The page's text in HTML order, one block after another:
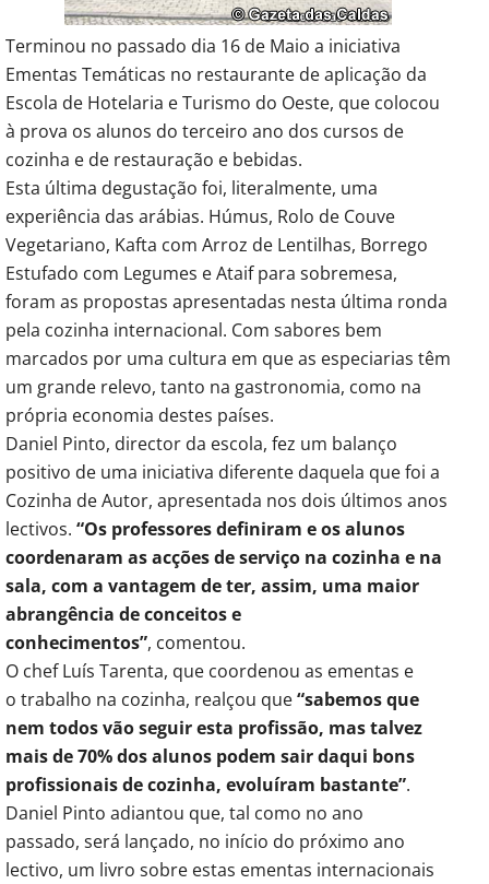
Terminou no passado dia 16 de Maio a iniciativa
Ementas Temáticas no restaurante de aplicação da
Escola de Hotelaria e Turismo do Oeste, que colocou
à prova os alunos do terceiro ano dos cursos de
cozinha e de restauração e bebidas.
Esta última degustação foi, literalmente, uma
experiência das arábias. Húmus, Rolo de Couve
Vegetariano, Kafta com Arroz de Lentilhas, Borrego
Estufado com Legumes e Ataif para sobremesa,
foram as propostas apresentadas nesta última ronda
pela cozinha internacional. Com sabores bem
marcados por uma cultura em que as especiarias têm
um grande relevo, tanto na gastronomia, como na
própria economia destes países.
Daniel Pinto, director da escola, fez um balanço
positivo de uma iniciativa diferente daquela que foi a
Cozinha de Autor, apresentada nos dois últimos anos
lectivos. “Os professores definiram e osalunos
coordenaram as acçõesde serviço na cozinha e na
sala, com a vantagem deter, assim, uma maior
abrangência de conceitos e
conhecimentos”, comentou.
O chef Luís Tarenta, que coordenou as ementas e
o trabalho na cozinha, realçou que“sabemos que
nem todos vão seguir esta profissão, mas talvez
mais de 70%dos alunos podem sair daqui bons
profissionais de cozinha, evoluíram bastante”.
Daniel Pinto adiantou que, tal como no ano
passado, será lançado, no início do próximo ano
lectivo, um livro sobre estas ementas internacionais